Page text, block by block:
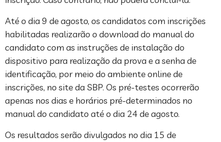
Até o dia 9 de agosto, os candidatos com inscrições
habilitadas realizarão o download do manual do
candidato com as instruções de instalação do
dispositivo para realização da prova e a senha de
identificação, por meio do ambiente online de
inscrições, no site da SBP. Os pré-testes ocorrerão
apenas nos dias e horários pré-determinados no
manual do candidato até o dia 24 de agosto.
Os resultados serão divulgados no dia 15 de